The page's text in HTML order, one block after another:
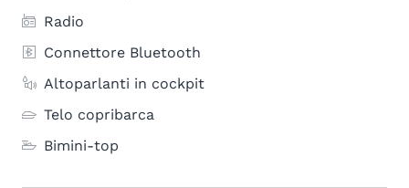
Radio
Connettore Bluetooth
Altoparlanti in cockpit
Telo copribarca
Bimini-top